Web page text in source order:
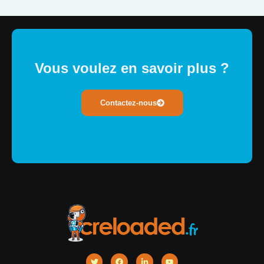
Vous voulez en savoir plus ?
Contactez-nous
T
F
L
Y